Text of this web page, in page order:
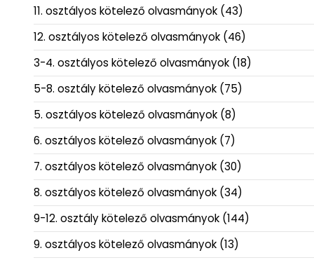
11. osztályos kötelező olvasmányok (43)
12. osztályos kötelező olvasmányok (46)
3-4. osztályos kötelező olvasmányok (18)
5-8. osztály kötelező olvasmányok (75)
5. osztályos kötelező olvasmányok (8)
6. osztályos kötelező olvasmányok (7)
7. osztályos kötelező olvasmányok (30)
8. osztályos kötelező olvasmányok (34)
9-12. osztály kötelező olvasmányok (144)
9. osztályos kötelező olvasmányok (13)